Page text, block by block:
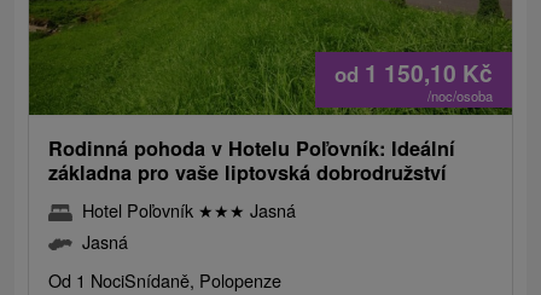
od 1 150,10 Kč
/noc/osoba
Rodinná pohoda v Hotelu Poľovník: Ideální
základna pro vaše liptovská dobrodružství
Hotel Poľovník ★★★ Jasná
Jasná
Od 1 NociSnídaně, Polopenze